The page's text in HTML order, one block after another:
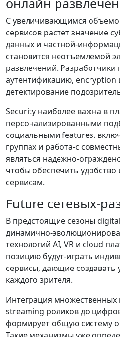
онлайн
С увеличивающимся
сервисов растет значение
данных и частной-
становится неотъемлемой
развлечений.
аутентификацию, encryption
детектирование
Security наиболее важна в
персонализированными
социальными features.
группах и работа-с
являться надежно-
чтобы обеспечить
сервисам.
Future сетевых-
В предстоящие сезоны
динамично-
технологий AI, VR и cloud
позицию будут-играть
сервисы, дающие создавать
каждого зрителя.
Интеграция
streaming роликов до
формирует общую систему